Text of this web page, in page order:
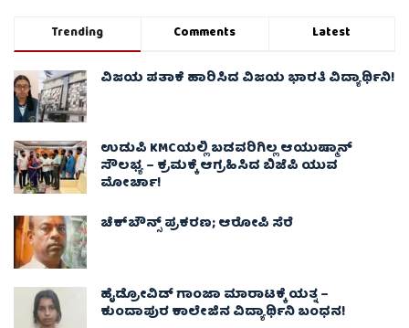
Trending Comments Latest
ವಿಜಯ ಪತಾಕೆ ಹಾರಿಸಿದ ವಿಜಯ ಭಾರತಿ ವಿದ್ಯಾರ್ಥಿನಿ!
ಉಡುಪಿ KMCಯಲ್ಲಿ ಬಡವರಿಗಿಲ್ಲ ಆಯುಷ್ಮಾನ್
ಸೌಲಭ್ಯ – ಕ್ರಮಕ್ಕೆ ಆಗ್ರಹಿಸಿದ ಬಿಜೆಪಿ ಯುವ
ಮೋರ್ಚಾ!
ಚೆಕ್​ಬೌನ್ಸ್​ ಪ್ರಕರಣ; ಆರೋಪಿ ಸೆರೆ
ಹೈಡ್ರೋವಿಡ್ ಗಾಂಜಾ ಮಾರಾಟಕ್ಕೆ ಯತ್ನ –
ಕುಂದಾಪುರ ಕಾಲೇಜಿನ ವಿದ್ಯಾರ್ಥಿನಿ ಬಂಧನ!